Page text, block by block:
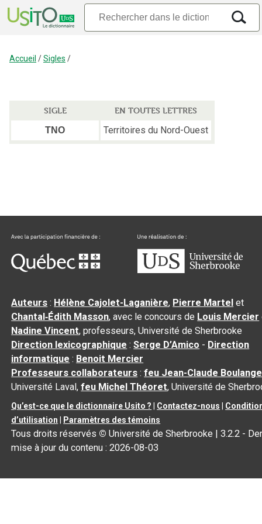
Accueil /Sigles /
SIGLE
EN TOUTES LETTRES
TNO
Territoires du Nord-Ouest
Auteurs : Hélène Cajolet-Laganière, Pierre Martel et
Chantal‑Édith Masson, avec le concours de Louis Mercier
Nadine Vincent, professeurs, Université de Sherbrooke
Direction lexicographique :Serge D’Amico - Direction
informatique : Benoit Mercier
Professeurs collaborateurs :feu Jean-Claude
Université Laval,feu Michel Théoret, Université de
Qu’est-ce que le dictionnaire Usito ? Contactez-nous
d’utilisation
Paramètres des témoins
Tous droits réservés © Université de Sherbrooke |3.2.2 -
mise à jour du contenu :2026-08-03